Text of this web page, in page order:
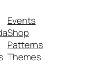
Events
Shop
Patterns
Themes